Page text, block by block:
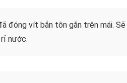
vít bắn tôn gắn trên mái.
nước.